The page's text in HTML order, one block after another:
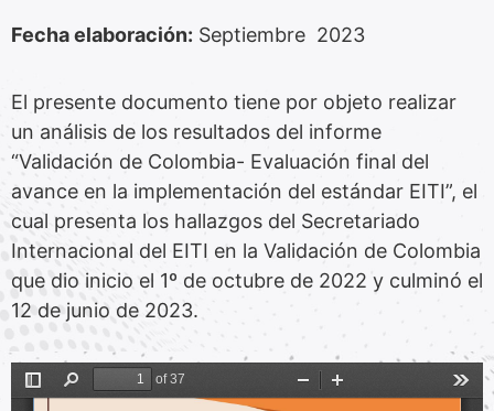
Fecha elaboración: Septiembre 2023
El presente documento tiene por objeto realizar
un análisis de los resultados del informe
“Validación de Colombia- Evaluación final del
avance en la implementación del estándar EITI”, el
cual presenta los hallazgos del Secretariado
Internacional del EITI en la Validación de Colombia
que dio inicio el 1º de octubre de 2022 y culminó el
12 de junio de 2023.